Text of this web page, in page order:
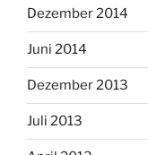
Dezember 2014
Juni 2014
Dezember 2013
Juli 2013